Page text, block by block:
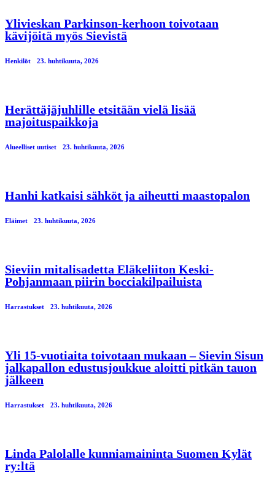
Ylivieskan Parkinson-kerhoon toivotaan
kävijöitä myös Sievistä
Henkilöt 23. huhtikuuta, 2026
Herättäjäjuhlille etsitään vielä lisää
majoituspaikkoja
Alueelliset uutiset 23. huhtikuuta, 2026
Hanhi katkaisi sähköt ja aiheutti maastopalon
Eläimet 23. huhtikuuta, 2026
Sieviin mitalisadetta Eläkeliiton Keski-
Pohjanmaan piirin bocciakilpailuista
Harrastukset 23. huhtikuuta, 2026
Yli 15-vuotiaita toivotaan mukaan – Sievin Sisun
jalkapallon edustusjoukkue aloitti pitkän tauon
jälkeen
Harrastukset 23. huhtikuuta, 2026
Linda Palolalle kunniamaininta Suomen Kylät
ry:ltä